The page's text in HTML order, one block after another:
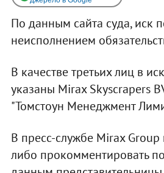
По данным сайта суда, иск
неисполнением
В качестве третьих лиц в
указаны Mirax Skyscrapers
"Томстоун Менеджмент
В пресс-службе Mirax Group
либо прокомментировать